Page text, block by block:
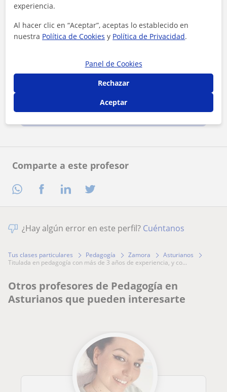
Comparte a este profesor
Al hacer clic, aceptas nuestroaviso legal
Contactar ahora
¿Hay algún error en este perfil? Cuéntanos
Tus clases particulares Pedagogía Zamora
Asturianos
titulada en pedagogía con más de 3 años de experiencia, y co...
Otros profesores de Pedagogía en
Asturianos que pueden interesarte
experiencia.
Al hacer clic en “Aceptar”, aceptas lo establecido en
nuestra Política de Cookies y Política de Privacidad.
Panel de Cookies
Rechazar
Aceptar